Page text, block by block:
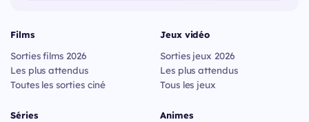
Films
Sorties films 2026
Les plus attendus
Toutes les sorties ciné
Séries
Jeux vidéo
Sorties jeux 2026
Les plus attendus
Tous les jeux
Animes